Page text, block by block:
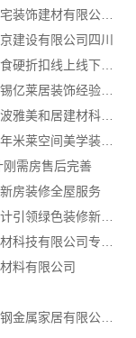
专业整体装饰公司预算南通宏域全宅装饰建材有限公司核算
建设有限公司四川
河南零百味供应链有限公司打造零食硬折扣线上线下联动
基装设计施工一体化哪家专业？无锡亿莱居装饰经验丰富
匠心施工家装改造二手房改造，宁波雅美和居建材科技有限公司
百年米莱设计装修大平层，湖北百年米莱空间美学装饰材料有限公司匠心打造
需房售后完善
房装修全屋服务
邯郸至臻全宅新材料：邯山健康设计引领绿色装修新风尚
料有限公司
艺术匠心制作新中式费用：江苏东钢金属家居有限公司详解